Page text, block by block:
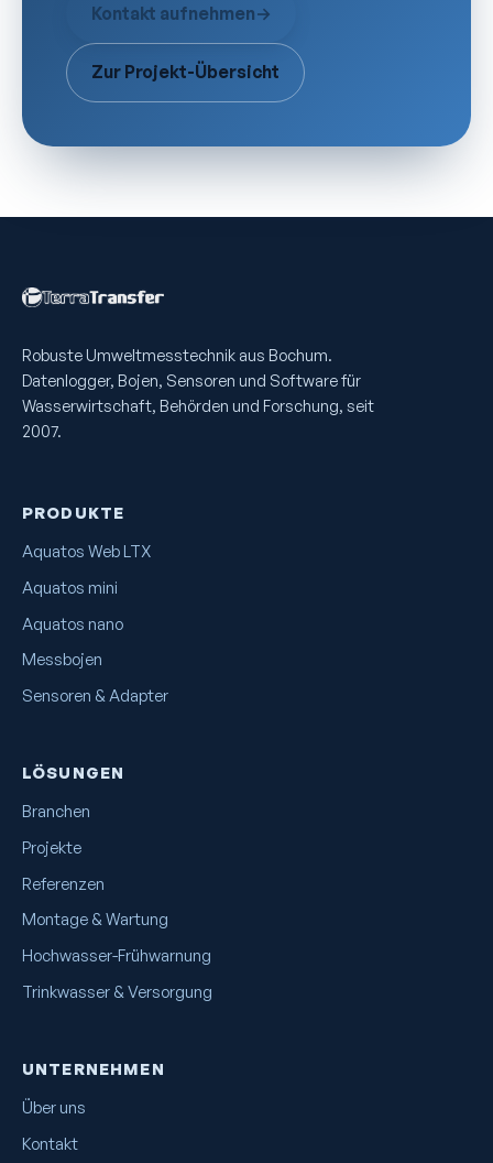
Kontakt aufnehmen→
Zur Projekt-Übersicht
Robuste Umweltmess­technik aus Bochum.
Datenlogger, Bojen, Sensoren und Software für
Wasserwirtschaft, Behörden und Forschung, seit
2007.
PRODUKTE
Aquatos Web LTX
Aquatos mini
Aquatos nano
Messbojen
Sensoren & Adapter
LÖSUNGEN
Branchen
Projekte
Referenzen
Montage & Wartung
Hochwasser-Frühwarnung
Trinkwasser & Versorgung
UNTERNEHMEN
Über uns
Kontakt